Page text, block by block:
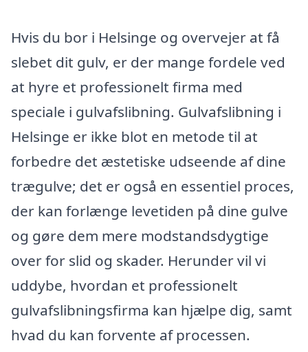
Hvis du bor i Helsinge og overvejer at få
slebet dit gulv, er der mange fordele ved
at hyre et professionelt firma med
speciale i gulvafslibning. Gulvafslibning i
Helsinge er ikke blot en metode til at
forbedre det æstetiske udseende af dine
trægulve; det er også en essentiel proces,
der kan forlænge levetiden på dine gulve
og gøre dem mere modstandsdygtige
over for slid og skader. Herunder vil vi
uddybe, hvordan et professionelt
gulvafslibningsfirma kan hjælpe dig, samt
hvad du kan forvente af processen.